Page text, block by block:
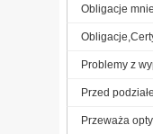
Obligacje
Problemy z
Przed
Przeważa